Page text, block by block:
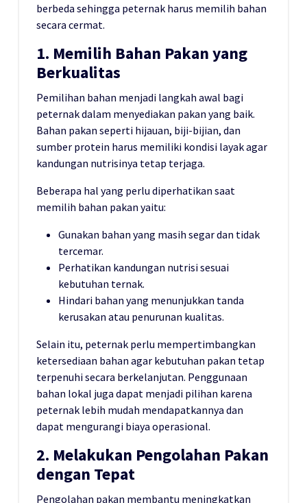
berbeda sehingga peternak harus memilih bahan
secara cermat.
1. Memilih Bahan Pakan yang
Berkualitas
Pemilihan bahan menjadi langkah awal bagi
peternak dalam menyediakan pakan yang baik.
Bahan pakan seperti hijauan, biji-bijian, dan
sumber protein harus memiliki kondisi layak agar
kandungan nutrisinya tetap terjaga.
Beberapa hal yang perlu diperhatikan saat
memilih bahan pakan yaitu:
Gunakan bahan yang masih segar dan tidak
tercemar.
Perhatikan kandungan nutrisi sesuai
kebutuhan ternak.
Hindari bahan yang menunjukkan tanda
kerusakan atau penurunan kualitas.
Selain itu, peternak perlu mempertimbangkan
ketersediaan bahan agar kebutuhan pakan tetap
terpenuhi secara berkelanjutan. Penggunaan
bahan lokal juga dapat menjadi pilihan karena
peternak lebih mudah mendapatkannya dan
dapat mengurangi biaya operasional.
2. Melakukan Pengolahan Pakan
dengan Tepat
Pengolahan pakan membantu meningkatkan